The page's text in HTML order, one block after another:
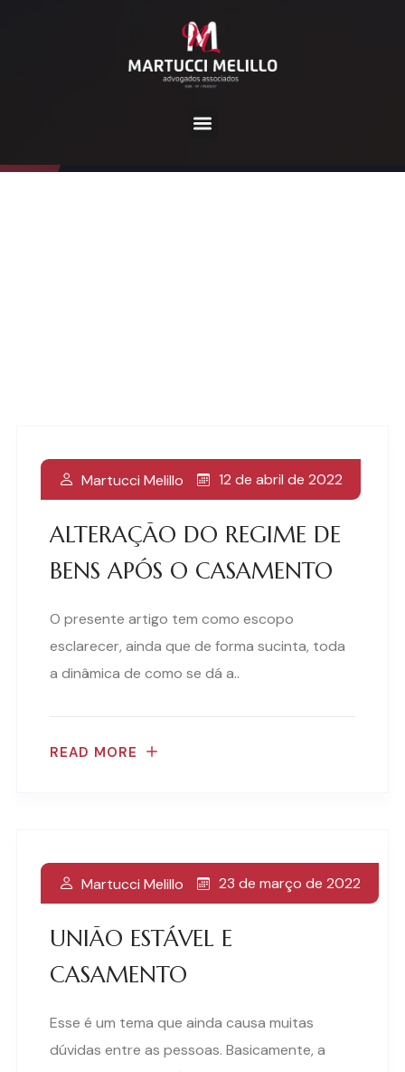
Tag:união
ALTERAÇÃO DO REGIME DE
BENS APÓS O CASAMENTO
Martucci Melillo 12 de abril de 2022
O presente artigo tem como escopo
esclarecer, ainda que de forma sucinta, toda
a dinâmica de como se dá a..
READ MORE
UNIÃO ESTÁVEL E
CASAMENTO
Martucci Melillo 23 de março de 2022
Esse é um tema que ainda causa muitas
dúvidas entre as pessoas. Basicamente, a